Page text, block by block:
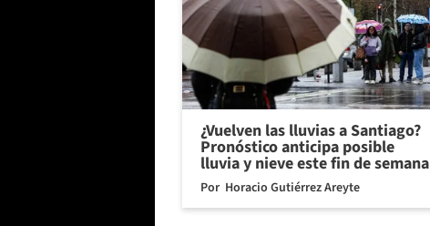
¿Vuelven las lluvias a Santiago?
Pronóstico anticipa posible
lluvia y nieve este fin de semana
Por Horacio Gutiérrez Areyte